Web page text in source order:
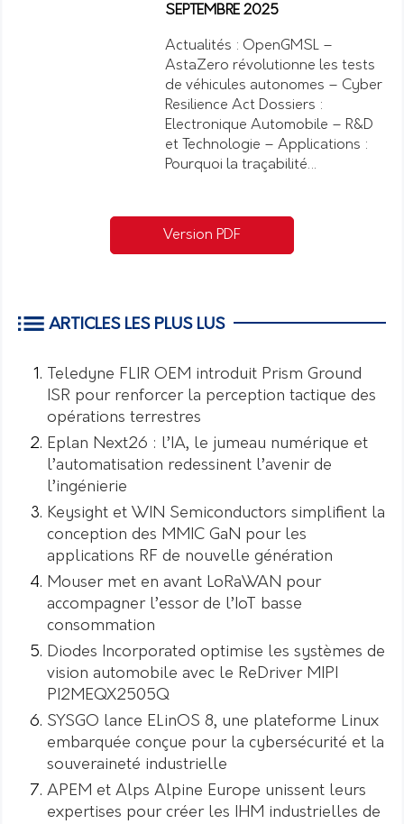
SEPTEMBRE 2025
Actualités : OpenGMSL –
AstaZero révolutionne les tests
de véhicules autonomes – Cyber
Resilience Act Dossiers :
Electronique Automobile – R&D
et Technologie – Applications :
Pourquoi la traçabilité…
Version PDF
ARTICLES LES PLUS LUS
Teledyne FLIR OEM introduit Prism Ground
ISR pour renforcer la perception tactique des
opérations terrestres
Eplan Next26 : l’IA, le jumeau numérique et
l’automatisation redessinent l’avenir de
l’ingénierie
Keysight et WIN Semiconductors simplifient la
conception des MMIC GaN pour les
applications RF de nouvelle génération
Mouser met en avant LoRaWAN pour
accompagner l’essor de l’IoT basse
consommation
Diodes Incorporated optimise les systèmes de
vision automobile avec le ReDriver MIPI
PI2MEQX2505Q
SYSGO lance ELinOS 8, une plateforme Linux
embarquée conçue pour la cybersécurité et la
souveraineté industrielle
APEM et Alps Alpine Europe unissent leurs
expertises pour créer les IHM industrielles de